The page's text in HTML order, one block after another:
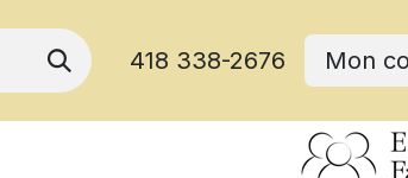
418 338-2676 Mon